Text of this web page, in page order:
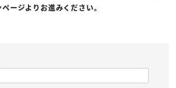
ージよりお進みください。